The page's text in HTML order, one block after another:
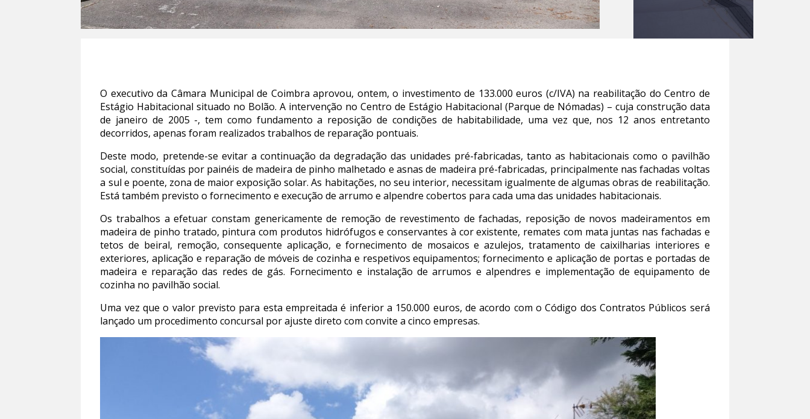
O executivo da Câmara Municipal de Coimbra aprovou, ontem, o investimento de 133.000 euros (c/IVA) na reabilitação do Centro de
Estágio Habitacional situado no Bolão. A intervenção no Centro de Estágio Habitacional (Parque de Nómadas) – cuja construção data
de janeiro de 2005 -, tem como fundamento a reposição de condições de habitabilidade, uma vez que, nos 12 anos entretanto
decorridos, apenas foram realizados trabalhos de reparação pontuais.
Deste modo, pretende-se evitar a continuação da degradação das unidades pré-fabricadas, tanto as habitacionais como o pavilhão
social, constituídas por painéis de madeira de pinho malhetado e asnas de madeira pré-fabricadas, principalmente nas fachadas voltas
a sul e poente, zona de maior exposição solar. As habitações, no seu interior, necessitam igualmente de algumas obras de reabilitação.
Está também previsto o fornecimento e execução de arrumo e alpendre cobertos para cada uma das unidades habitacionais.
Os trabalhos a efetuar constam genericamente de remoção de revestimento de fachadas, reposição de novos madeiramentos em
madeira de pinho tratado, pintura com produtos hidrófugos e conservantes à cor existente, remates com mata juntas nas fachadas e
tetos de beiral, remoção, consequente aplicação, e fornecimento de mosaicos e azulejos, tratamento de caixilharias interiores e
exteriores, aplicação e reparação de móveis de cozinha e respetivos equipamentos; fornecimento e aplicação de portas e portadas de
madeira e reparação das redes de gás. Fornecimento e instalação de arrumos e alpendres e implementação de equipamento de
cozinha no pavilhão social.
Uma vez que o valor previsto para esta empreitada é inferior a 150.000 euros, de acordo com o Código dos Contratos Públicos será
lançado um procedimento concursal por ajuste direto com convite a cinco empresas.